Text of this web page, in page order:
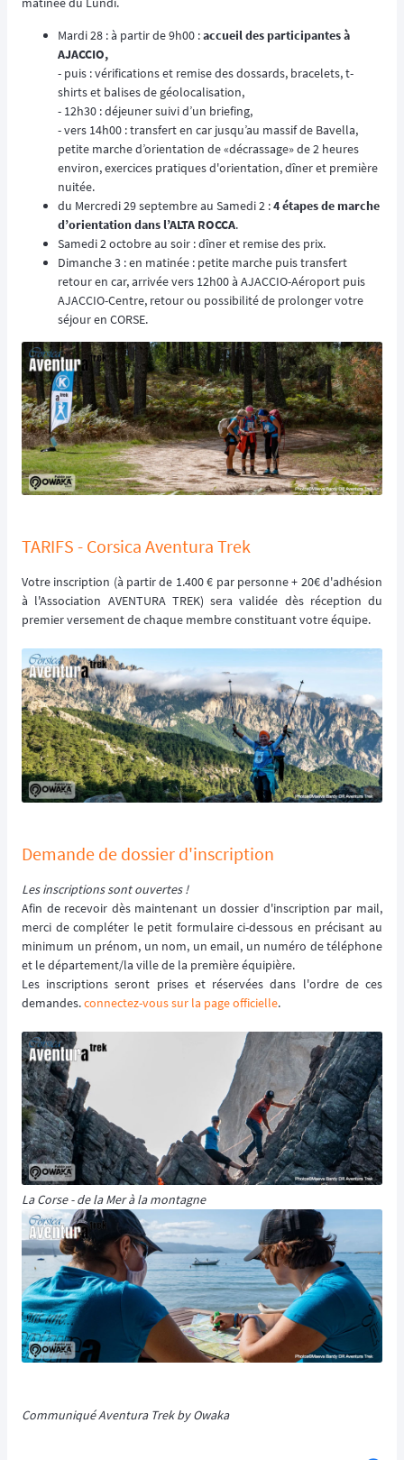
Mardi 28 : à partir de 9h00 :accueil des participantes à
AJACCIO,
- puis : vérifications et remise des dossards, bracelets, t-
shirts et balises de géolocalisation,
- 12h30 : déjeuner suivi d’un briefing,
- vers 14h00 : transfert en car jusqu’au massif de Bavella,
petite marche d’orientation de «décrassage» de 2 heures
environ, exercices pratiques d'orientation, dîner et première
nuitée.
du Mercredi 29 septembre au Samedi 2 :4 étapes de marche
d’orientation dans l’ALTA ROCCA.
Samedi 2 octobre au soir : dîner et remise des prix.
Dimanche 3 : en matinée : petite marche puis transfert
retour en car, arrivée vers 12h00 à AJACCIO-Aéroport puis
AJACCIO-Centre, retour ou possibilité de prolonger votre
séjour en CORSE.
TARIFS - Corsica Aventura Trek
Votre inscription (à partir de 1.400 € par personne + 20€ d'adhésion
à l'Association AVENTURA TREK) sera validée dès réception du
premier versement de chaque membre constituant votre équipe.
Demande de dossier d'inscription
Les inscriptions sont ouvertes !
Afin de recevoir dès maintenant un dossier d'inscription par mail,
merci de compléter le petit formulaire ci-dessous en précisant au
minimum un prénom, un nom, un email, un numéro de téléphone
et le département/la ville de la première équipière.
Les inscriptions seront prises et réservées dans l'ordre de ces
demandes.connectez-vous sur la page officielle.
La Corse - de la Mer à la montagne
Communiqué Aventura Trek by Owaka